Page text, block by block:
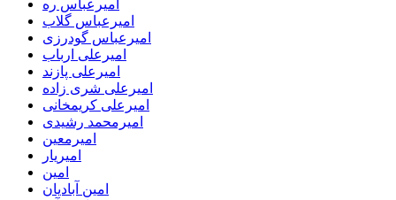
امیرعباس ره
امیرعباس گلاب
امیرعباس گودرزی
امیرعلی ارباب
امیرعلی پازند
امیرعلی شری زاده
امیرعلی کریمخانی
امیرمحمد رشیدی
امیرمعین
امیریار
امین
امین آبادیان